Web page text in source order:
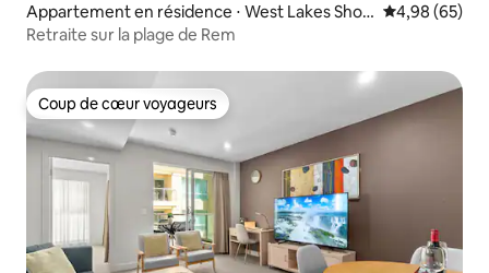
Appartement en résidence ⋅ West Lakes Shor
e
Évaluation
4,98 (65)
Retraite sur la plage de Rem
Coup de cœur voyageurs
Coup de cœur voyageurs